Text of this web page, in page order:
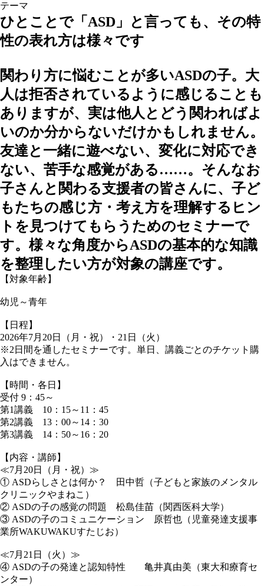
テーマ
ひとことで「ASD」と言っても、その特
性の表れ方は様々です
関わり方に悩むことが多いASDの子。大
人は拒否されているように感じることも
ありますが、実は他人とどう関わればよ
いのか分からないだけかもしれません。
友達と一緒に遊べない、変化に対応でき
ない、苦手な感覚がある……。そんなお
子さんと関わる支援者の皆さんに、子ど
もたちの感じ方・考え方を理解するヒン
トを見つけてもらうためのセミナーで
す。様々な角度からASDの基本的な知識
を整理したい方が対象の講座です。
【対象年齢】
幼児～青年
【日程】
2026年7月20日（月・祝）・21日（火）
※2日間を通したセミナーです。単日、講義ごとのチケット購
入はできません。
【時間・各日】
受付 9：45～
第1講義 10：15～11：45
第2講義 13：00～14：30
第3講義 14：50～16：20
【内容・講師】
≪7月20日（月・祝）≫
① ASDらしさとは何か？ 田中哲（子どもと家族のメンタル
クリニックやまねこ）
② ASDの子の感覚の問題 松島佳苗（関西医科大学）
③ ASDの子のコミュニケーション 原哲也（児童発達支援事
業所WAKUWAKUすたじお）
≪7月21日（火）≫
④ ASDの子の発達と認知特性 亀井真由美（東大和療育セ
ンター）